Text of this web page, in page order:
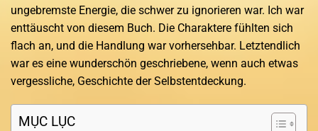
ungebremste Energie, die schwer zu ignorieren war. Ich war
enttäuscht von diesem Buch. Die Charaktere fühlten sich
flach an, und die Handlung war vorhersehbar. Letztendlich
war es eine wunderschön geschriebene, wenn auch etwas
vergessliche, Geschichte der Selbstentdeckung.
MỤC LỤC